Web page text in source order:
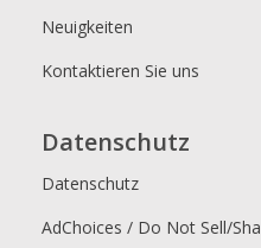
Neuigkeiten
Kontaktieren Sie uns
Datenschutz
Datenschutz
AdChoices / Do Not Sell/